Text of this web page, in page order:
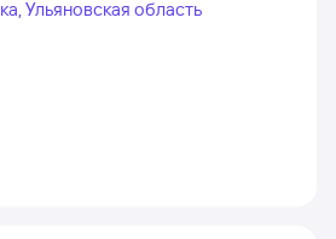
Ульяновская область